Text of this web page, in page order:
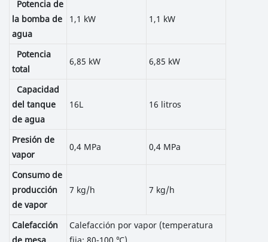
Potencia de
la bomba de
agua
1,1 kW 1,1 kW
Potencia
total
6,85 kW 6,85 kW
Capacidad
del tanque
de agua
16L 16 litros
Presión de
vapor
0,4 MPa 0,4 MPa
Consumo de
producción
de vapor
7 kg/h 7 kg/h
Calefacción
Calefacción por vapor (temperatura